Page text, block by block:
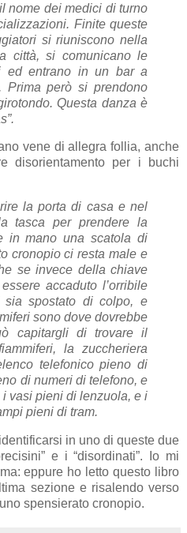
nome dei medici di turno
Finite queste
si riuniscono nella
città, si comunicano le
ed entrano in un bar a
Prima però si prendono
Questa danza è
vene di allegra follia, anche
disorientamento per i buchi
la porta di casa e nel
tasca per prendere la
in mano una scatola di
cronopio ci resta male e
se invece della chiave
accaduto l’orribile
spostato di colpo, e
sono dove dovrebbe
capitargli di trovare il
la zuccheriera
telefonico pieno di
di numeri di telefono, e
vasi pieni di lenzuola, e i
pieni di tram.
in uno di queste due
e i “disordinati”. Io mi
eppure ho letto questo libro
sezione e risalendo verso
spensierato cronopio.